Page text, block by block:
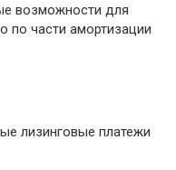
возможности для
по части амортизации
лизинговые платежи